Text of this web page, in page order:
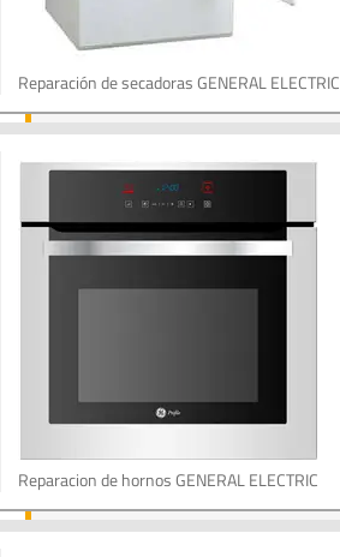
Reparación de secadoras GENERAL ELECTRIC
Reparacion de hornos GENERAL ELECTRIC